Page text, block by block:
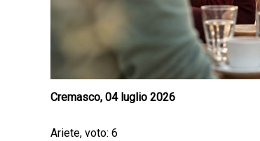
Cremasco, 04 luglio 2026
Ariete, voto: 6